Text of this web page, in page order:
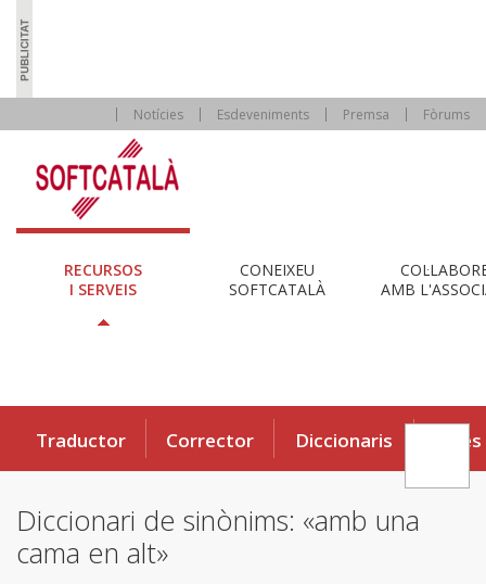
Notícies Esdeveniments Premsa Fòrums
RECURSOS
I SERVEIS
CONEIXEU
SOFTCATALÀ
AMB
Traductor Corrector Diccionaris Eines
Diccionari de sinònims: «amb una
cama en alt»